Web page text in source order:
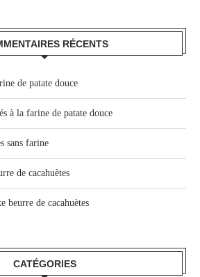
RÉCENTS
de patate douce
à la farine de patate douce
sans farine
de cacahuètes
beurre de cacahuètes
CATÉGORIES